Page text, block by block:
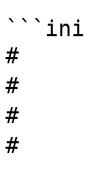
```ini
#
#
#
#